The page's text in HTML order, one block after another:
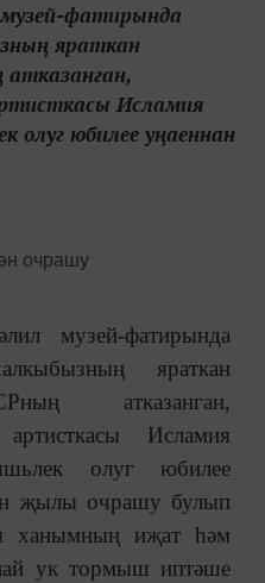
фатирында
яраткан
Исламия
олуг юбилее уңаеннан
музей-фатирында
яраткан
атказанган,
Исламия
олуг юбилее
җылы очрашу булып
ханымның иҗат һәм
ук тормыш иптәше